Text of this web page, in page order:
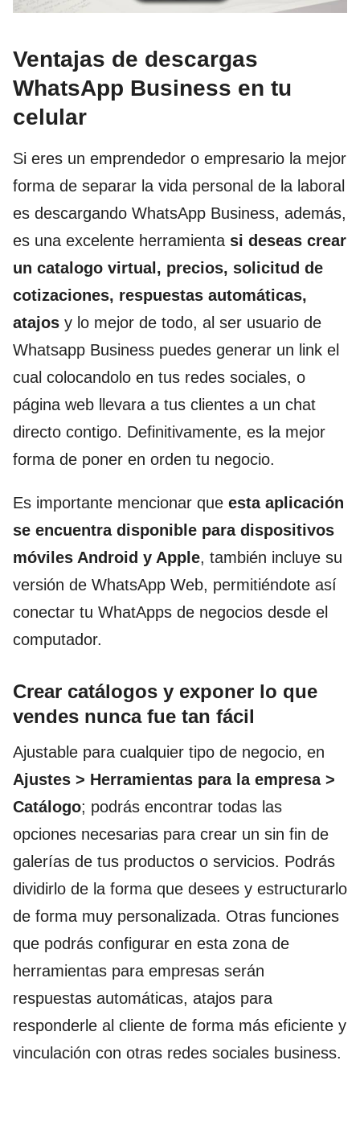
Ventajas de descargas
WhatsApp Business en tu
celular
Si eres un emprendedor o empresario la mejor
forma de separar la vida personal de la laboral
es descargando WhatsApp Business, además,
es una excelente herramienta si deseas crear
un catalogo virtual, precios, solicitud de
cotizaciones, respuestas automáticas,
atajos y lo mejor de todo, al ser usuario de
Whatsapp Business puedes generar un link el
cual colocandolo en tus redes sociales, o
página web llevara a tus clientes a un chat
directo contigo. Definitivamente, es la mejor
forma de poner en orden tu negocio.
Es importante mencionar que esta aplicación
se encuentra disponible para dispositivos
móviles Android y Apple, también incluye su
versión de WhatsApp Web, permitiéndote así
conectar tu WhatApps de negocios desde el
computador.
Crear catálogos y exponer lo que
vendes nunca fue tan fácil
Ajustable para cualquier tipo de negocio, en
Ajustes > Herramientas para la empresa >
Catálogo; podrás encontrar todas las
opciones necesarias para crear un sin fin de
galerías de tus productos o servicios. Podrás
dividirlo de la forma que desees y estructurarlo
de forma muy personalizada. Otras funciones
que podrás configurar en esta zona de
herramientas para empresas serán
respuestas automáticas, atajos para
responderle al cliente de forma más eficiente y
vinculación con otras redes sociales business.